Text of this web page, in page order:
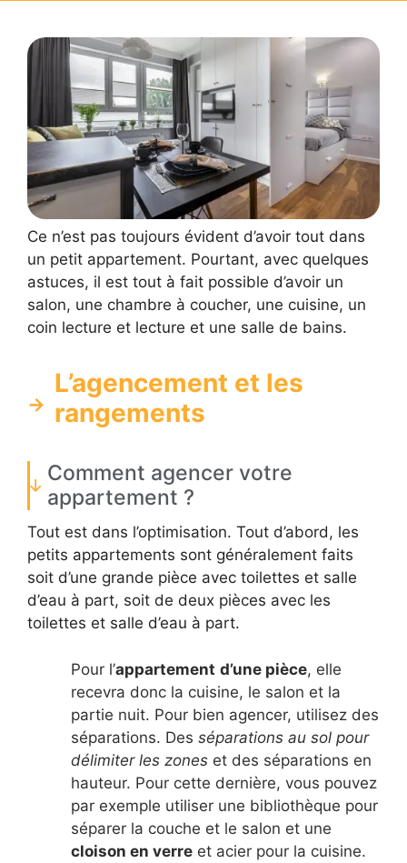
Ce n’est pas toujours évident d’avoir tout dans
un petit appartement. Pourtant, avec quelques
astuces, il est tout à fait possible d’avoir un
salon, une chambre à coucher, une cuisine, un
coin lecture et lecture et une salle de bains.
L’agencement et les
rangements
Comment agencer votre
appartement ?
Tout est dans l’optimisation. Tout d’abord, les
petits appartements sont généralement faits
soit d’une grande pièce avec toilettes et salle
d’eau à part, soit de deux pièces avec les
toilettes et salle d’eau à part.
Pour l’appartement d’une pièce, elle
recevra donc la cuisine, le salon et la
partie nuit. Pour bien agencer, utilisez des
séparations. Des séparations au sol pour
délimiter les zones et des séparations en
hauteur. Pour cette dernière, vous pouvez
par exemple utiliser une bibliothèque pour
séparer la couche et le salon et une
cloison en verre et acier pour la cuisine.